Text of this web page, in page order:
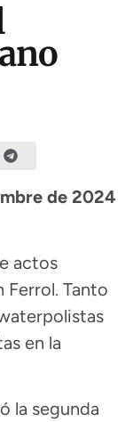
de 2024
actos
Tanto
en la
la segunda